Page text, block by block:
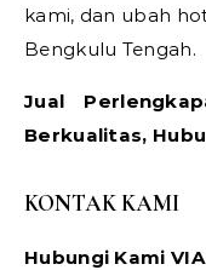
kami, dan ubah
Bengkulu Tengah.
Jual
Berkualitas,
KONTAK KAMI
Hubungi Kami